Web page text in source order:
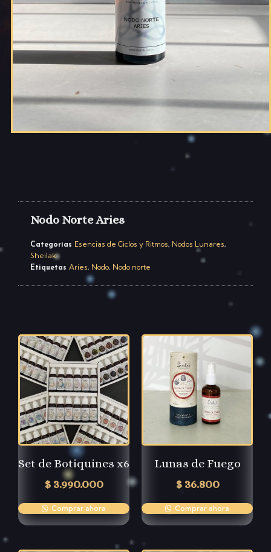
Nodo Norte Aries
Categorías Esencias de Ciclos y Ritmos, Nodos Lunares,
Sheilak
Etiquetas Aries, Nodo, Nodo norte
Set de Botiquines x6
$ 3.990.000
Comprar ahora
Lunas de Fuego
$36.800
Comprar ahora